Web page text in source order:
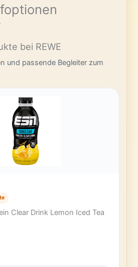
bei REWE
und passende Begleiter zum
Clear Drink Lemon Iced Tea